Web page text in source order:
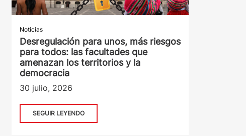
Noticias
Desregulación para unos, más riesgos
para todos: las facultades que
amenazan los territorios y la
democracia
30 julio, 2026
SEGUIR LEYENDO